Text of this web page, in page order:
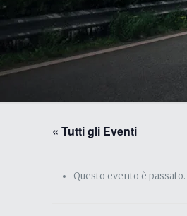
« Tutti gli Eventi
Questo evento è passato.